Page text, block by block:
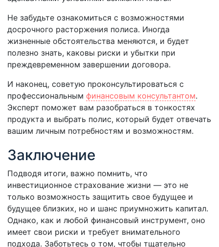
Не забудьте ознакомиться с возможностями
досрочного расторжения полиса. Иногда
жизненные обстоятельства меняются, и будет
полезно знать, каковы риски и убытки при
преждевременном завершении договора.
И наконец, советую проконсультироваться с
профессиональным финансовым консультантом.
Эксперт поможет вам разобраться в тонкостях
продукта и выбрать полис, который будет отвечать
вашим личным потребностям и возможностям.
Заключение
Подводя итоги, важно помнить, что
инвестиционное страхование жизни — это не
только возможность защитить свое будущее и
будущее близких, но и шанс приумножить капитал.
Однако, как и любой финансовый инструмент, оно
имеет свои риски и требует внимательного
подхода. Заботьтесь о том, чтобы тщательно